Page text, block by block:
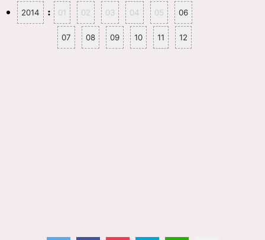
2014 : 01 02 03 04 05 06
07 08 09 10 11 12